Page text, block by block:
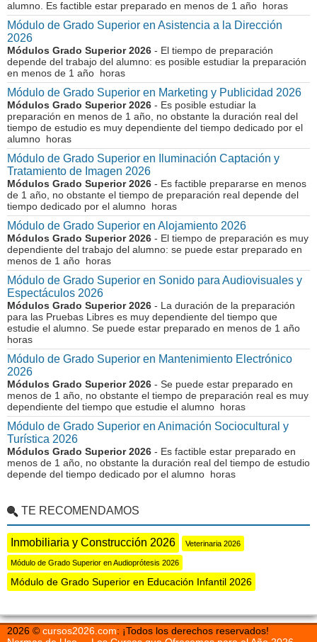
alumno. Es factible estar preparado en menos de 1 año horas
Módulo de Grado Superior en Asistencia a la Dirección
2026
Módulos Grado Superior 2026 - El tiempo de preparación
depende del trabajo del alumno: es posible estudiar la preparación
en menos de 1 año horas
Módulo de Grado Superior en Marketing y Publicidad 2026
Módulos Grado Superior 2026 - Es posible estudiar la
preparación en menos de 1 año, no obstante la duración real del
tiempo de estudio es muy dependiente del tiempo dedicado por el
alumno horas
Módulo de Grado Superior en Iluminación Captación y
Tratamiento de Imagen 2026
Módulos Grado Superior 2026 - Es factible prepararse en menos
de 1 año, no obstante el tiempo de preparación real depende del
tiempo dedicado por el alumno horas
Módulo de Grado Superior en Alojamiento 2026
Módulos Grado Superior 2026 - El tiempo de preparación es muy
dependiente del trabajo del alumno: se puede estar preparado en
menos de 1 año horas
Módulo de Grado Superior en Sonido para Audiovisuales y
Espectáculos 2026
Módulos Grado Superior 2026 - La duración de la preparación
para las Pruebas Libres es muy dependiente del tiempo que
estudie el alumno. Se puede estar preparado en menos de 1 año
horas
Módulo de Grado Superior en Mantenimiento Electrónico
2026
Módulos Grado Superior 2026 - Se puede estar preparado en
menos de 1 año, no obstante el tiempo de preparación real es muy
dependiente del tiempo que estudie el alumno horas
Módulo de Grado Superior en Animación Sociocultural y
Turística 2026
Módulos Grado Superior 2026 - Es factible estar preparado en
menos de 1 año, no obstante la duración real del tiempo de estudio
depende del tiempo dedicado por el alumno horas
TE RECOMENDAMOS
Inmobiliaria y Construcción 2026 Veterinaria 2026
Módulo de Grado Superior en Audioprótesis 2026
Módulo de Grado Superior en Educación Infantil 2026
2026 © cursos2026.com: ¡Todos los derechos reservados!